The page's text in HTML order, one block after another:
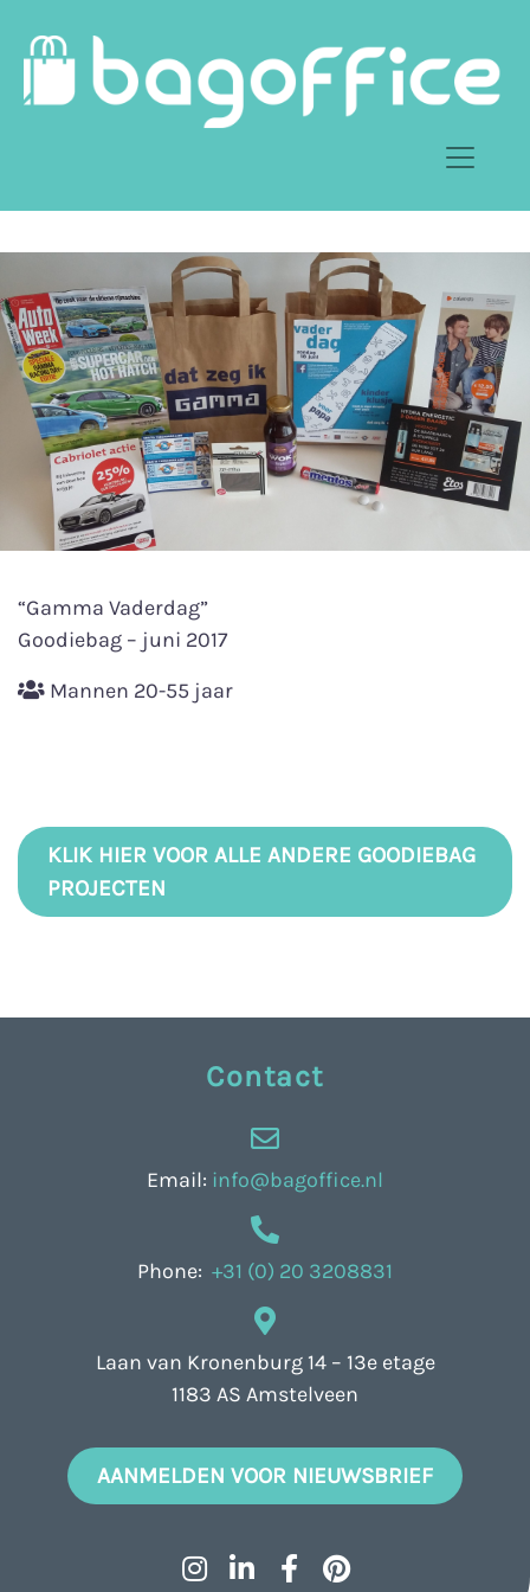
“Gamma Vaderdag”
Goodiebag – juni 2017
Mannen 20-55 jaar
KLIK HIER VOOR ALLE ANDERE GOODIEBAG
PROJECTEN
Contact
Email: info@bagoffice.nl
Phone: +31 (0) 20 3208831
Laan van Kronenburg 14 – 13e etage
1183 AS Amstelveen
AANMELDEN VOOR NIEUWSBRIEF